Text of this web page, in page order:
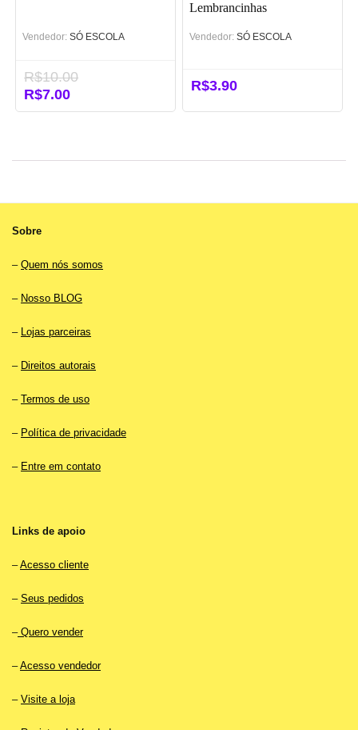
Vendedor: SÓ ESCOLA
R$10.00
O
preço
R$10.00.
R$7.00O
preço
R$7.00.
Lembrancinhas
Vendedor: SÓ ESCOLA
R$3.90
Sobre
– Quem nós somos
– Nosso BLOG
– Lojas parceiras
– Direitos autorais
– Termos de uso
– Política de privacidade
– Entre em contato
Links de apoio
–Acesso cliente
– Seus pedidos
–Quero vender
–Acesso vendedor
– Visite a loja